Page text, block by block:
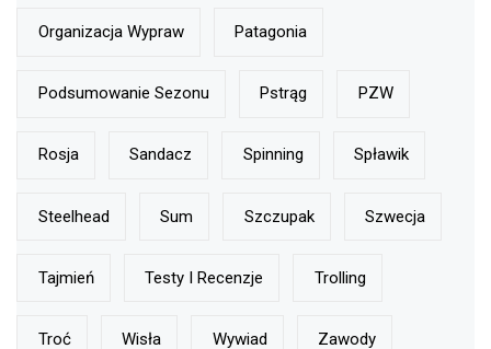
Organizacja Wypraw Patagonia
Podsumowanie Sezonu Pstrąg PZW
Rosja Sandacz Spinning Spławik
Steelhead Sum Szczupak Szwecja
Tajmień Testy I Recenzje Trolling
Troć Wisła Wywiad Zawody